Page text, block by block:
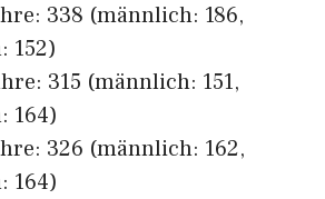
338 (männlich: 186,
152)
315 (männlich: 151,
164)
326 (männlich: 162,
164)